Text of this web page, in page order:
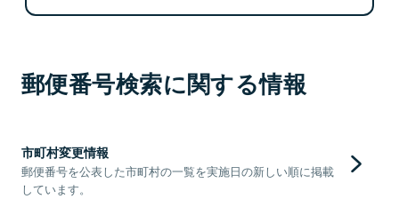
郵便番号検索に関する情報
市町村変更情報
郵便番号を公表した市町村の一覧を実施日の新しい順に掲載
しています。